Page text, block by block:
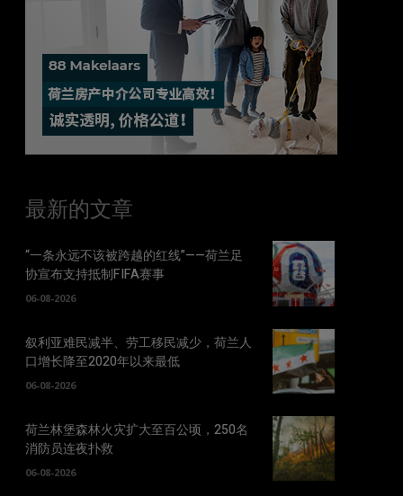
最新的文章
“一条永远不该被跨越的红线”——荷兰足
协宣布支持抵制FIFA赛事
06-08-2026
叙利亚难民减半、劳工移民减少，荷兰人
口增长降至2020年以来最低
06-08-2026
荷兰林堡森林火灾扩大至百公顷，250名
消防员连夜扑救
06-08-2026